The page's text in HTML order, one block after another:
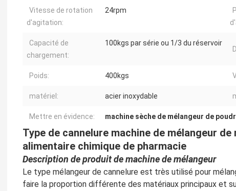
Vitesse de rotation
d'agitation:
24rpm
Capacité de
chargement:
100kgs par série ou 1/3 du réservoir
Poids: 400kgs
matériel: acier inoxydable
Mettre en évidence: machine sèche de mélangeur de
Type de cannelure machine de mélangeur
alimentaire chimique de pharmacie
Description de produit de machine de mélangeur
Le type mélangeur de cannelure est très utilisé pour
faire la proportion différente des matériaux principaux et